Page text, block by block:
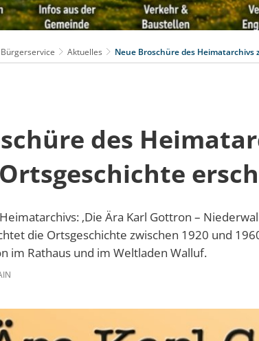
Aktuelles Neue Broschüre des
des
‚Die Ära Karl Gottron –
die Ortsgeschichte zwischen 1920 und
im Rathaus und im Weltladen Walluf.